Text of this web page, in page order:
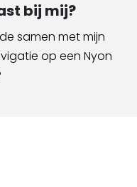
bij mij?
samen met mijn
op een Nyon